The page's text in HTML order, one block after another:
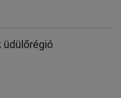
üdülőrégió